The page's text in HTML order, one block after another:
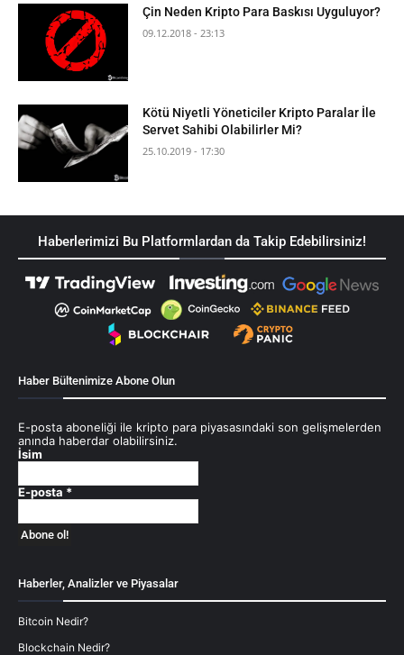
Çin Neden Kripto Para Baskısı Uyguluyor?
09.12.2018 - 23:13
Kötü Niyetli Yöneticiler Kripto Paralar İle
Servet Sahibi Olabilirler Mi?
25.10.2019 - 17:30
Haberlerimizi Bu Platformlardan da Takip Edebilirsiniz!
Haber Bültenimize Abone Olun
E-posta aboneliği ile kripto para piyasasındaki son gelişmelerden
anında haberdar olabilirsiniz.
İsim
E-posta *
Haberler, Analizler ve Piyasalar
Bitcoin Nedir?
Blockchain Nedir?